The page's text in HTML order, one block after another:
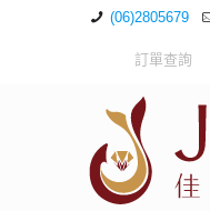
(06)2805679
訂單查詢